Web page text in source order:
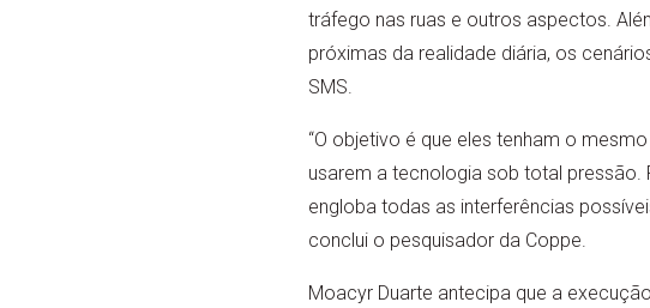
tráfego nas ruas e outros aspectos.
próximas da realidade diária, os
SMS.
“O objetivo é que eles tenham o
usarem a tecnologia sob total pressão.
engloba todas as interferências
conclui o pesquisador da Coppe.
Moacyr Duarte antecipa que a